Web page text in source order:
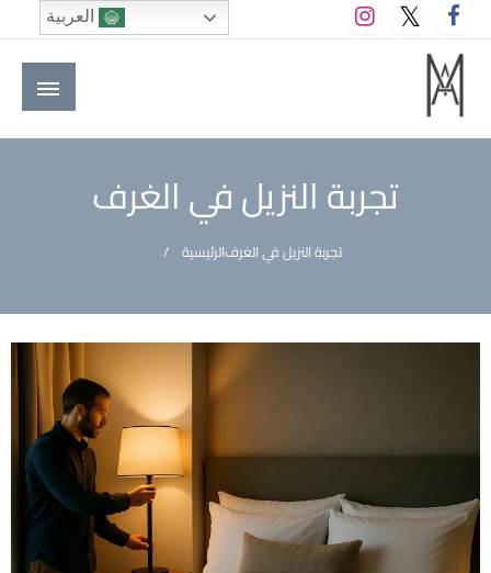
التخطي
إلى
المحتوى
M A hotels | إم ايه هوتيلز
الموقع الأول للعاملين في الفنادق في العالم العربي
تجربة النزيل في الغرف
الرئيسيةتجربة النزيل في الغرف
العربية